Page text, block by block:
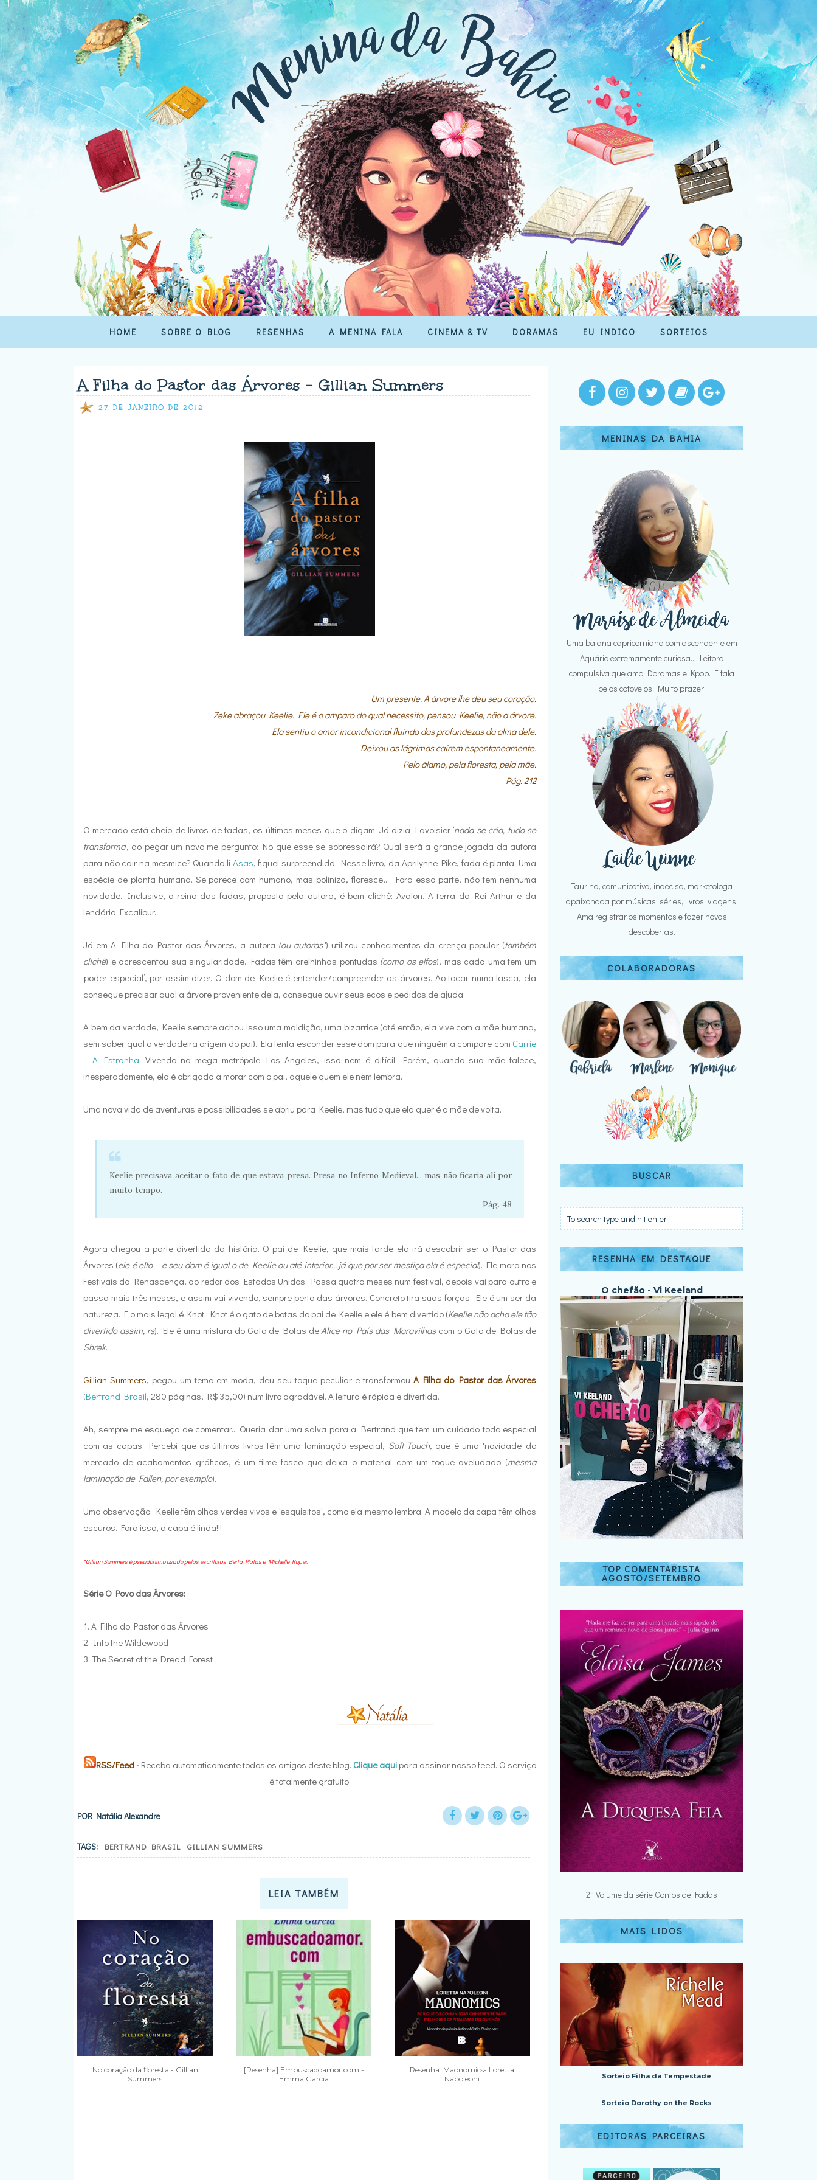
HOME SOBRE O BLOG RESENHAS A MENINA FALA CINEMA & TV DORAMAS EU INDICO SORTEIOS
A Filha do Pastor das Árvores - Gillian Summers
27 DE JANEIRO DE 2012
Um presente. A árvore lhe deu seu coração.
Zeke abraçou Keelie. Ele é o amparo do qual necessito, pensou Keelie, não a árvore.
Ela sentiu o amor incondicional fluindo das profundezas da alma dele.
Deixou as lágrimas caírem espontaneamente.
Pelo álamo, pela floresta, pela mãe.
Pág. 212
O mercado está cheio de livros de fadas, os últimos meses que o digam. Já dizia Lavoisier ‘nada se cria, tudo se
transforma’, ao pegar um novo me pergunto: No que esse se sobressairá? Qual será a grande jogada da autora
para não cair na mesmice? Quando li Asas, fiquei surpreendida. Nesse livro, da Aprilynne Pike, fada é planta. Uma
espécie de planta humana. Se parece com humano, mas poliniza, floresce,... Fora essa parte, não tem nenhuma
novidade. Inclusive, o reino das fadas, proposto pela autora, é bem clichê: Avalon. A terra do Rei Arthur e da
lendária Excalibur.
Já em A Filha do Pastor das Árvores, a autora (ou autoras*) utilizou conhecimentos da crença popular (também
clichê) e acrescentou sua singularidade. Fadas têm orelhinhas pontudas (como os elfos), mas cada uma tem um
‘poder especial’, por assim dizer. O dom de Keelie é entender/compreender as árvores. Ao tocar numa lasca, ela
consegue precisar qual a árvore proveniente dela, consegue ouvir seus ecos e pedidos de ajuda.
A bem da verdade, Keelie sempre achou isso uma maldição, uma bizarrice (até então, ela vive com a mãe humana,
sem saber qual a verdadeira origem do pai). Ela tenta esconder esse dom para que ninguém a compare com Carrie
– A Estranha. Vivendo na mega metrópole Los Angeles, isso nem é difícil. Porém, quando sua mãe falece,
inesperadamente, ela é obrigada a morar com o pai, aquele quem ele nem lembra.
Uma nova vida de aventuras e possibilidades se abriu para Keelie, mas tudo que ela quer é a mãe de volta.
Keelie precisava aceitar o fato de que estava presa. Presa no Inferno Medieval... mas não ficaria ali por
muito tempo.
Pág. 48
Agora chegou a parte divertida da história. O pai de Keelie, que mais tarde ela irá descobrir ser o Pastor das
Árvores (ele é elfo – e seu dom é igual o de Keelie ou até inferior... já que por ser mestiça ela é especial). Ele mora nos
Festivais da Renascença, ao redor dos Estados Unidos. Passa quatro meses num festival, depois vai para outro e
passa mais três meses, e assim vai vivendo, sempre perto das árvores. Concreto tira suas forças. Ele é um ser da
natureza. E o mais legal é Knot. Knot é o gato de botas do pai de Keelie e ele é bem divertido (Keelie não acha ele tão
divertido assim, rs). Ele é uma mistura do Gato de Botas de Alice no País das Maravilhascom o Gato de Botas de
Shrek.
Gillian Summers, pegou um tema em moda, deu seu toque peculiar e transformou A Filha do Pastor das Árvores
(Bertrand Brasil, 280 páginas, R$ 35,00) num livro agradável. A leitura é rápida e divertida.
Ah, sempre me esqueço de comentar... Queria dar uma salva para a Bertrand que tem um cuidado todo especial
com as capas. Percebi que os últimos livros têm uma laminação especial, Soft Touch, que é uma 'novidade' do
mercado de acabamentos gráficos, é um filme fosco que deixa o material com um toque aveludado (mesma
laminação de Fallen, por exemplo).
Uma observação: Keelie têm olhos verdes vivos e 'esquisitos', como ela mesmo lembra. A modelo da capa têm olhos
escuros. Fora isso, a capa é linda!!!
*Gillian Summers é pseudônimo usado pelas escritoras Berta Platas e Michelle Roper.
Série O Povo das Árvores:
1. A Filha do Pastor das Árvores
2. Into the Wildewood
3. The Secret of the Dread Forest
RSS/Feed- Receba automaticamente todos os artigos deste blog. Clique aquipara assinar nosso feed. O serviço
é totalmente gratuito.
POR Natália Alexandre
TAGS: BERTRAND BRASIL GILLIAN SUMMERS
LEIA TAMBÉM
No coração da floresta - Gillian
Summers
[Resenha] Embuscadoamor.com -
Emma Garcia
Resenha: Maonomics- Loretta
Napoleoni
MENINAS DA BAHIA
Uma baiana capricorniana com ascendente em
Aquário extremamente curiosa... Leitora
compulsiva que ama Doramas e Kpop. E fala
pelos cotovelos. Muito prazer!
Taurina, comunicativa, indecisa, marketologa
apaixonada por músicas, séries, livros, viagens.
Ama registrar os momentos e fazer novas
descobertas.
COLABORADORAS
BUSCAR
RESENHA EM DESTAQUE
O chefão - Vi Keeland
TOP COMENTARISTA
AGOSTO/SETEMBRO
2º Volume da série Contos de Fadas
MAIS LIDOS
Sorteio Filha da Tempestade
Sorteio Dorothy on the Rocks
EDITORAS PARCEIRAS